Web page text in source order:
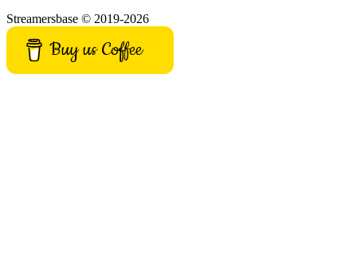
Streamersbase © 2019-2026
Buy us Coffee